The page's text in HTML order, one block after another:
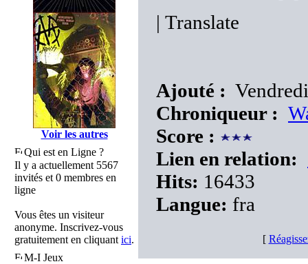
Voir les autres
Qui est en Ligne ?
Il y a actuellement 5567
invités et 0 membres en
ligne
Vous êtes un visiteur
anonyme. Inscrivez-vous
gratuitement en cliquant ici.
M-I Jeux
| Translate
Ajouté :
Chroniqueur :
Score :
Lien en relation:
Hits: 16433
Langue: fra
[